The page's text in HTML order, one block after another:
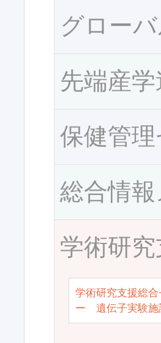
グロー
先端産
保健管
総合情
学術研
学術研究支援総合
ー 遺伝子実験施